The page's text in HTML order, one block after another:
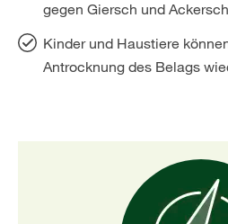
gegen Giersch und
Kinder und Haustiere
Antrocknung des Belags